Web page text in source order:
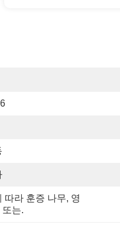
따라 훈증 나무, 영
또는.